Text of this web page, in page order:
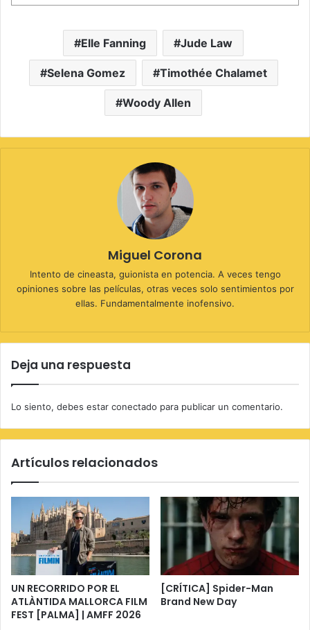
Elle Fanning Jude Law
Selena Gomez Timothée Chalamet
Woody Allen
Miguel Corona
Intento de cineasta, guionista en potencia. A veces tengo
opiniones sobre las películas, otras veces solo sentimientos por
ellas. Fundamentalmente inofensivo.
Deja una respuesta
Lo siento, debes estar conectado para publicar un comentario.
Artículos relacionados
UN RECORRIDO POR EL
ATLÀNTIDA MALLORCA FILM
FEST [PALMA] | AMFF 2026
[CRÍTICA] Spider-Man
Brand New Day